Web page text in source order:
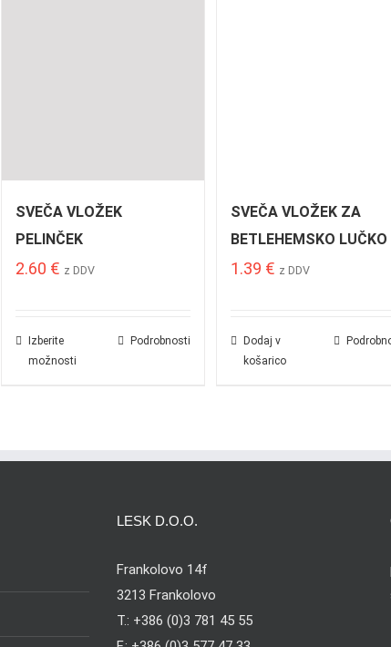
SVEČA VLOŽEK
PELINČEK
2.60 € z DDV
Izberite
možnosti
Podrobnosti
SVEČA VLOŽEK ZA
BETLEHEMSKO LUČKO
1.39 € z DDV
Dodaj v
košarico
LESK D.O.O.
Frankolovo 14f
3213 Frankolovo
T.: +386 (0)3 781 45 55